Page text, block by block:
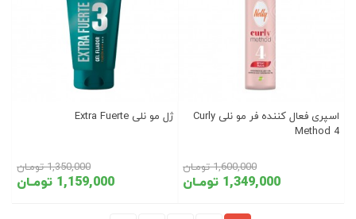
اسپری فعال کننده فر مو نلی Curly
Method 4
1,349,000 تومـان
1,600,000 تومـان
ژل مو نلی Extra Fuerte
1,159,000 تومـان
1,350,000 تومـان